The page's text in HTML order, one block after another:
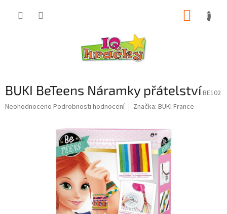
BUKI BeTeens Náramky přátelstvíBE102
Průměrné
Neohodnoceno Podrobnosti hodnocení Značka: BUKI France